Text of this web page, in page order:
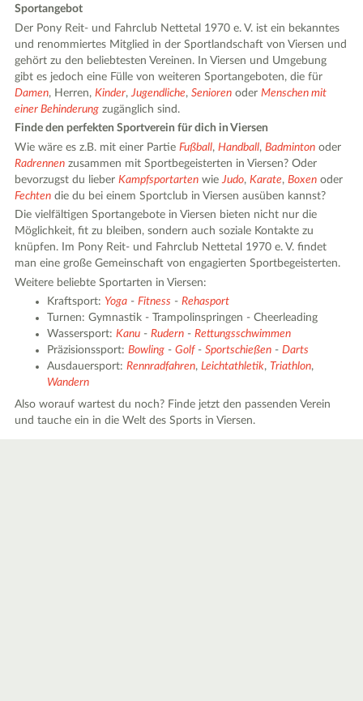
Sportangebot
Der Pony Reit- und Fahrclub Nettetal 1970 e. V. ist ein bekanntes
und renommiertes Mitglied in der Sportlandschaft von Viersen und
gehört zu den beliebtesten Vereinen. In Viersen und Umgebung
gibt es jedoch eine Fülle von weiteren Sportangeboten, die für
Damen, Herren,Kinder,Jugendliche,Senioren oderMenschen mit
einer Behinderung zugänglich sind.
Finde den perfekten Sportverein für dich in Viersen
Wie wäre es z.B. mit einer PartieFußball,Handball,Badminton oder
Radrennen zusammen mit Sportbegeisterten in Viersen? Oder
bevorzugst du lieberKampfsportarten wieJudo,Karate,Boxen oder
Fechten die du bei einem Sportclub in Viersen ausüben kannst?
Die vielfältigen Sportangebote in Viersen bieten nicht nur die
Möglichkeit, fit zu bleiben, sondern auch soziale Kontakte zu
knüpfen. Im Pony Reit- und Fahrclub Nettetal 1970 e. V. findet
man eine große Gemeinschaft von engagierten Sportbegeisterten.
Weitere beliebte Sportarten in Viersen:
Kraftsport: Yoga -Fitness -Rehasport
Turnen: Gymnastik - Trampolinspringen - Cheerleading
Wassersport:Kanu -Rudern -Rettungsschwimmen
Präzisionssport:Bowling -Golf-Sportschießen -Darts
Ausdauersport:Rennradfahren,Leichtathletik, Triathlon,
Wandern
Also worauf wartest du noch? Finde jetzt den passenden Verein
und tauche ein in die Welt des Sports in Viersen.